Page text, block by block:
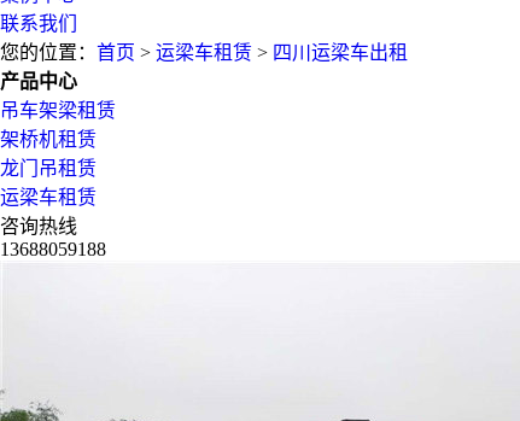
联系我们
您的位置： 首页 > 运梁车租赁 > 四川运梁车出租
产品中心
吊车架梁租赁
架桥机租赁
龙门吊租赁
运梁车租赁
咨询热线
13688059188